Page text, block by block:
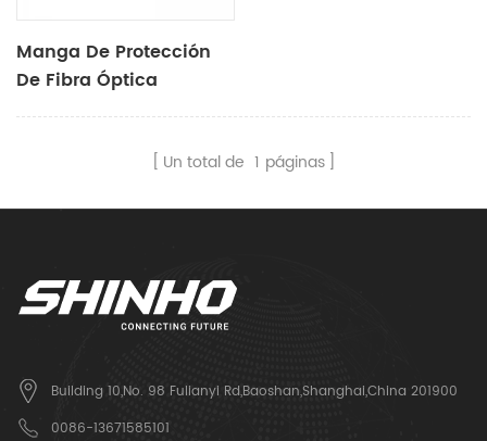
Manga De Protección
De Fibra Óptica
Un total de 1 páginas
Building 10,No. 98 Fulianyi Rd,Baoshan,Shanghai,China 201900
0086-13671585101